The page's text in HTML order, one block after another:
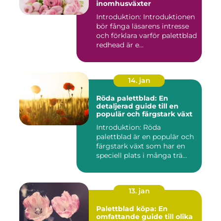
inomhusväxter
Introduktion: Introduktionen
bör fånga läsarens intresse
och förklara varför palettblad
redhead är e...
14. jan
Röda palettblad: En
detaljerad guide till en
populär och färgstark växt
Introduktion: Röda
palettblad är en populär och
färgstark växt som har en
speciell plats i många trä...
13. jan
Palettblad köpa: En
omfattande guide till olika